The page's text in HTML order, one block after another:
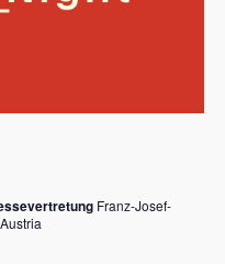
Franz-Josef-